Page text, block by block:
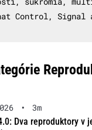
Control, Signal
•
3m
Dva reproduktory v